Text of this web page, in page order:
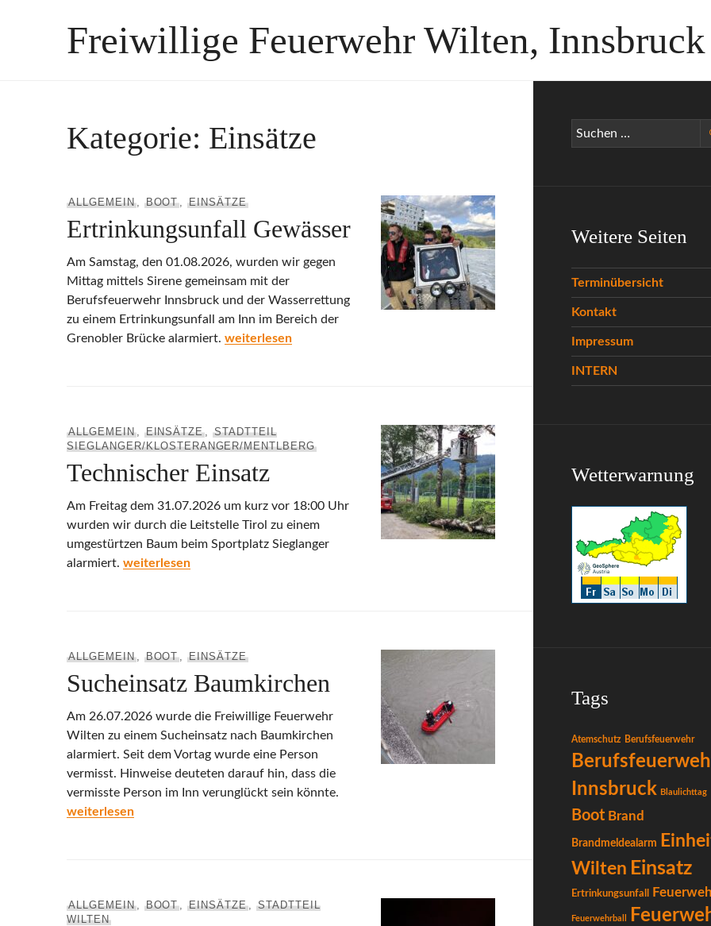
Freiwillige Feuerwehr Wilten, Innsbruck
Kategorie: Einsätze
ALLGEMEIN, BOOT,EINSÄTZE
Ertrinkungsunfall Gewässer
Am Samstag, den 01.08.2026, wurden wir gegen
Mittag mittels Sirene gemeinsam mit der
Berufsfeuerwehr Innsbruck und der Wasserrettung
zu einem Ertrinkungsunfall am Inn im Bereich der
Grenobler Brücke alarmiert. Ertrinkungsunfall Gewässer
weiterlesen
ALLGEMEIN, EINSÄTZE,STADTTEIL
SIEGLANGER/KLOSTERANGER/MENTLBERG
Technischer Einsatz
Am Freitag dem 31.07.2026 um kurz vor 18:00 Uhr
wurden wir durch die Leitstelle Tirol zu einem
umgestürtzen Baum beim Sportplatz Sieglanger
alarmiert. Technischer Einsatz
weiterlesen
ALLGEMEIN, BOOT,EINSÄTZE
Sucheinsatz Baumkirchen
Am 26.07.2026 wurde die Freiwillige Feuerwehr
Wilten zu einem Sucheinsatz nach Baumkirchen
alarmiert. Seit dem Vortag wurde eine Person
vermisst. Hinweise deuteten darauf hin, dass die
vermisste Person im Inn verunglückt sein könnte.
Sucheinsatz Baumkirchen
weiterlesen
ALLGEMEIN, BOOT,EINSÄTZE, STADTTEIL
WILTEN
Suchen
nach:
Weitere Seiten
Terminübersicht
Kontakt
Impressum
INTERN
Wetterwarnung
Tags
Atemschutz Berufsfeuerwehr
Innsbruck Blaulichttag
Boot Brand
Brandmeldealarm
Wilten Einsatz
Ertrinkungsunfall
Feuerwehrball